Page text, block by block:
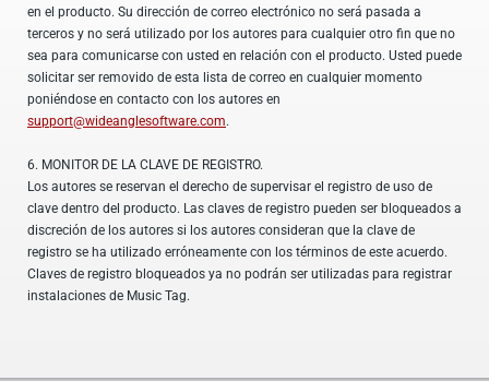
en el producto. Su dirección de correo electrónico no será pasada a
terceros y no será utilizado por los autores para cualquier otro fin que no
sea para comunicarse con usted en relación con el producto. Usted puede
solicitar ser removido de esta lista de correo en cualquier momento
poniéndose en contacto con los autores en
support@wideanglesoftware.com.
6. MONITOR DE LA CLAVE DE REGISTRO.
Los autores se reservan el derecho de supervisar el registro de uso de
clave dentro del producto. Las claves de registro pueden ser bloqueados a
discreción de los autores si los autores consideran que la clave de
registro se ha utilizado erróneamente con los términos de este acuerdo.
Claves de registro bloqueados ya no podrán ser utilizadas para registrar
instalaciones de Music Tag.